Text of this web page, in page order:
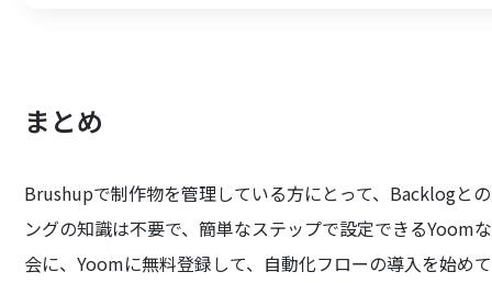
まとめ
Brushupで制作物を管理している方にとって、Backlogと
ングの知識は不要で、簡単なステップで設定できるYoom
会に、Yoomに無料登録して、自動化フローの導入を始め